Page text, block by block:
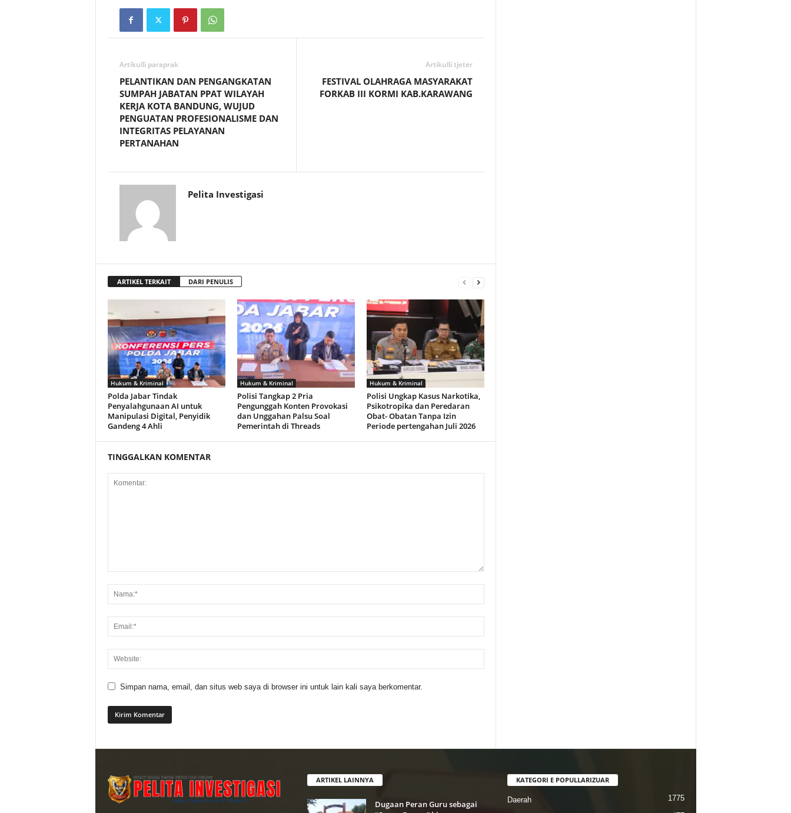
Artikulli paraprak
PELANTIKAN DAN PENGANGKATAN
SUMPAH JABATAN PPAT WILAYAH
KERJA KOTA BANDUNG, WUJUD
PENGUATAN PROFESIONALISME DAN
INTEGRITAS PELAYANAN
PERTANAHAN
Artikulli tjetër
FESTIVAL OLAHRAGA MASYARAKAT
FORKAB III KORMI KAB.KARAWANG
Pelita Investigasi
ARTIKEL TERKAIT DARI PENULIS
Hukum & Kriminal
Polda Jabar Tindak
Penyalahgunaan AI untuk
Manipulasi Digital, Penyidik
Gandeng 4 Ahli
Hukum & Kriminal
Polisi Tangkap 2 Pria
Pengunggah Konten Provokasi
dan Unggahan Palsu Soal
Pemerintah di Threads
Hukum & Kriminal
Polisi Ungkap Kasus Narkotika,
Psikotropika dan Peredaran
Obat- Obatan Tanpa Izin
Periode pertengahan Juli 2026
TINGGALKAN KOMENTAR
Simpan nama, email, dan situs web saya di browser ini untuk lain kali saya berkomentar.
ARTIKEL LAINNYA
Dugaan Peran Guru sebagai
KATEGORI E POPULLARIZUAR
Daerah
1775